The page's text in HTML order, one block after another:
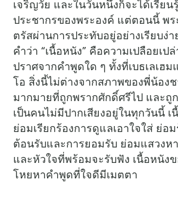
เจริญวัย และในวันหนึ่งก็จะได้เรียน
ประชากรของพระองค์ แต่ตอนนี้ พร
ตรัสผ่านการประทับอยู่อย่างเรียบง่
คำว่า “เนื้อหนัง” คือความเปลือยเป
ปราศจากคำพูดใด ๆ ทั้งที่เบธเลเฮม
โอ สิ่งนี้ไม่ต่างจากสภาพของพี่น้อง
มากมายที่ถูกพรากศักดิ์ศรีไป และถู
เป็นคนไม่มีปากเสียงอยู่ในทุกวันนี้
ย่อมเรียกร้องการดูแลเอาใจใส่ ย่อ
ต้อนรับและการยอมรับ ย่อมแสวงห
และหัวใจที่พร้อมจะรับฟัง เนื้อหนัง
โหยหาคำพูดที่ใจดีมีเมตตา